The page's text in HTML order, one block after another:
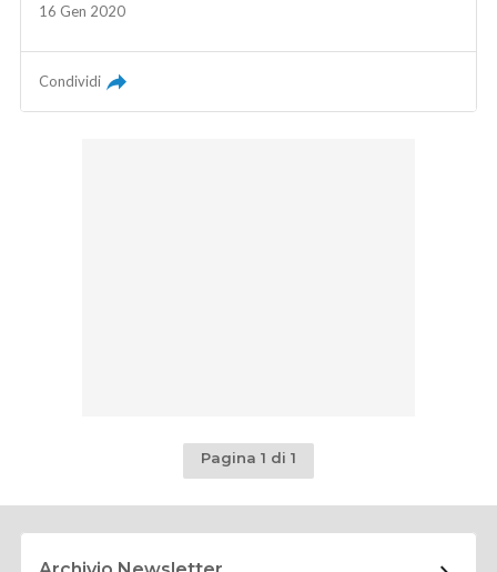
16 Gen 2020
Condividi
Pagina 1 di 1